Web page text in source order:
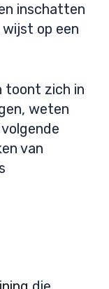
inschatten
op een
toont zich in
weten
van